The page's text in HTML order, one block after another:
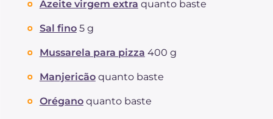
Azeite virgem extra quanto baste
Sal fino 5 g
Mussarela para pizza 400 g
Manjericão quanto baste
Orégano quanto baste